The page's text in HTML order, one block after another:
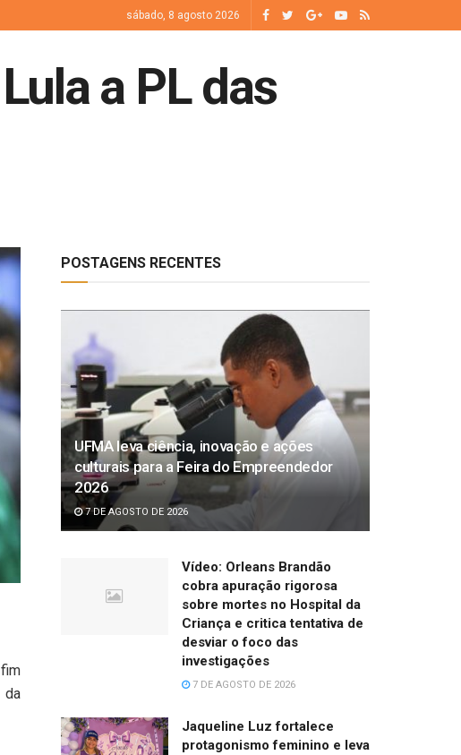
sábado, 8 agosto 2026
a PL das
da
POSTAGENS RECENTES
UFMA leva ciência, inovação e ações
culturais para a Feira do Empreendedor
2026
7 DE AGOSTO DE 2026
Vídeo: Orleans Brandão
cobra apuração rigorosa
sobre mortes no Hospital da
Criança e critica tentativa de
desviar o foco das
investigações
7 DE AGOSTO DE 2026
Jaqueline Luz fortalece
protagonismo feminino e leva